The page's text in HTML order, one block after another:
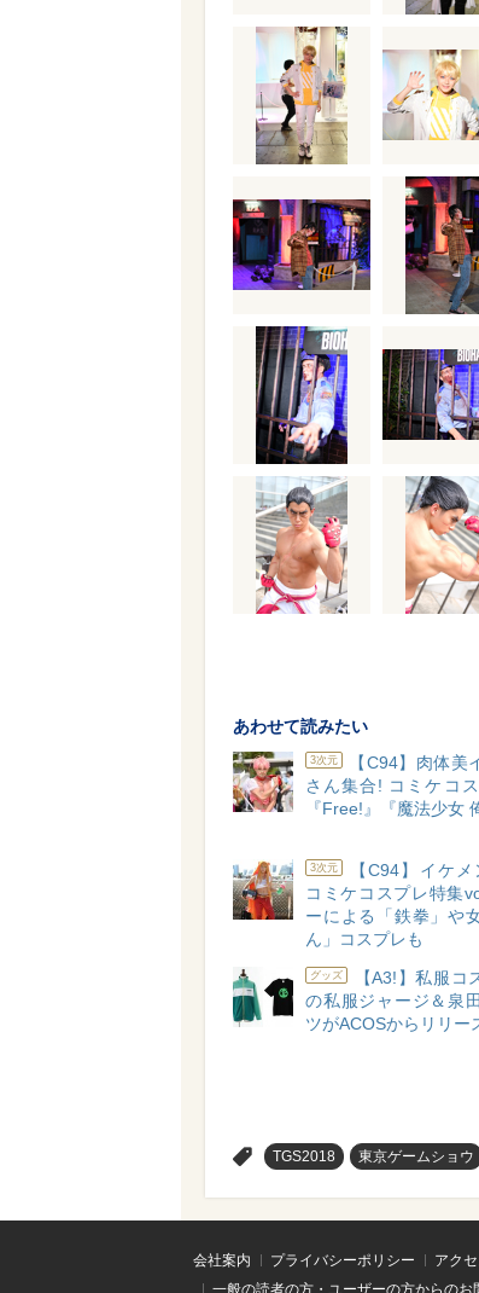
あわせて読みたい
3次元
【C94】肉体美
さん集合! コミケコ
『Free!』『魔法少女
3次元
【C94】イケ
コミケコスプレ特集
ーによる「鉄拳」や
ん」コスプレも
グッズ
【A3!】私服コ
の私服ジャージ＆泉
ツがACOSからリリー
TGS2018 東京ゲームショウ
会社案内 プライバシーポリシー アク
一般の読者の方・ユーザーの方からのお